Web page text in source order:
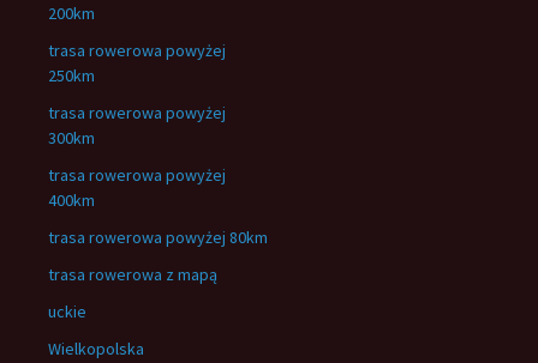
200km
trasa rowerowa powyżej
250km
trasa rowerowa powyżej
300km
trasa rowerowa powyżej
400km
trasa rowerowa powyżej 80km
trasa rowerowa z mapą
uckie
Wielkopolska